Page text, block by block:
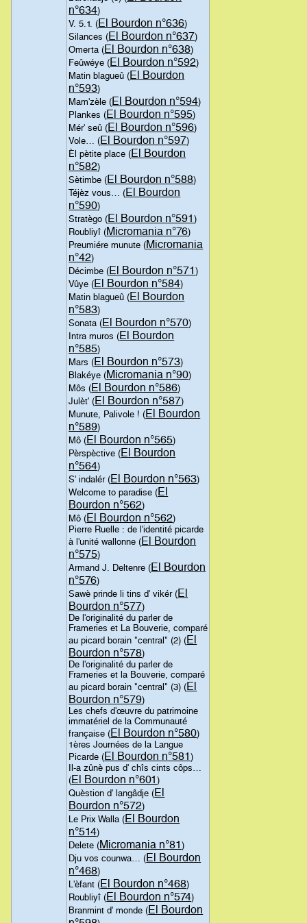
n°634)
V. 5.1. (El Bourdon n°636)
Silances (El Bourdon n°637)
Omerta (El Bourdon n°638)
Feûwéye (El Bourdon n°592)
Matin blagueû (El Bourdon
n°593)
Mam'zèle (El Bourdon n°594)
Plankes (El Bourdon n°595)
Mér' seû (El Bourdon n°596)
Vole… (El Bourdon n°597)
Èl pètite place (El Bourdon
n°582)
Sètimbe (El Bourdon n°588)
Téjèz vous… (El Bourdon
n°590)
Stratègo (El Bourdon n°591)
Roubliyî (Micromania n°76)
Preumiére munute (Micromania
n°42)
Décimbe (El Bourdon n°571)
Vûye (El Bourdon n°584)
Matin blagueû (El Bourdon
n°583)
Sonata (El Bourdon n°570)
Intra muros (El Bourdon
n°585)
Mars (El Bourdon n°573)
Blakéye (Micromania n°90)
Môs (El Bourdon n°586)
Julèt' (El Bourdon n°587)
Munute, Palivole ! (El Bourdon
n°589)
Mô (El Bourdon n°565)
Pèrspèctive (El Bourdon
n°564)
S' indalér (El Bourdon n°563)
Welcome to paradise (El
Bourdon n°562)
Mô (El Bourdon n°562)
Pierre Ruelle : de l'identité picarde
à l'unité wallonne (El Bourdon
n°575)
Armand J. Deltenre (El Bourdon
n°576)
Sawè prinde li tins d' vikér (El
Bourdon n°577)
De l'originalité du parler de
Frameries et La Bouverie, comparé
au picard borain "central" (2) (El
Bourdon n°578)
De l'originalité du parler de
Frameries et la Bouverie, comparé
au picard borain "central" (3) (El
Bourdon n°579)
Les chefs d'œuvre du patrimoine
immatériel de la Communauté
française (El Bourdon n°580)
1ères Journées de la Langue
Picarde (El Bourdon n°581)
Il-a zûnè pus d' chîs cints côps…
(El Bourdon n°601)
Quèstion d' langâdje (El
Bourdon n°572)
Le Prix Walla (El Bourdon
n°514)
Delete (Micromania n°81)
Dju vos counwa… (El Bourdon
n°468)
L'èfant (El Bourdon n°468)
Roubliyî (El Bourdon n°574)
Branmint d' monde (El Bourdon